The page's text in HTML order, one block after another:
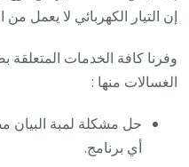
إن التيار الكهربائي لا يعمل
وفرنا كافة الخدمات المتعلقة
الغسالات منها :
حل مشكلة لمبة البيان
أي برنامج.